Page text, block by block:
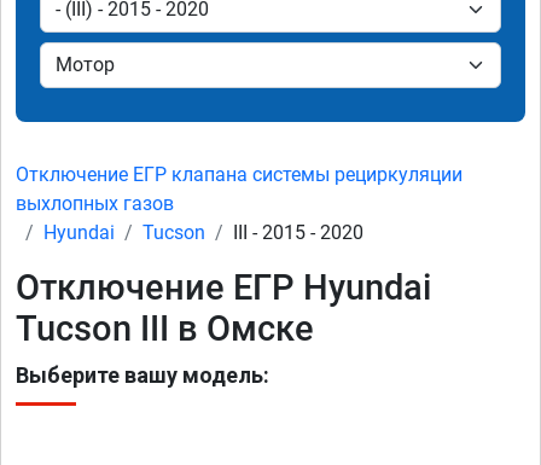
Отключение ЕГР клапана системы рециркуляции
выхлопных газов
Hyundai
Tucson III - 2015 - 2020
Отключение ЕГР Hyundai
Tucson III в Омске
Выберите вашу модель: